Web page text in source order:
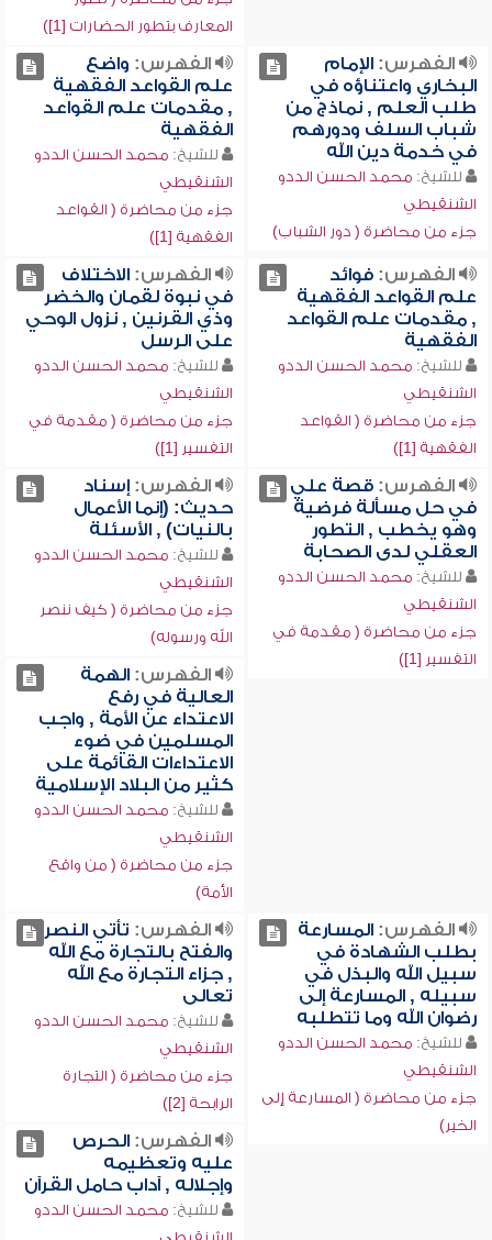
المعارف بتطور الحضارات [1])
الفهرس:الإمام
البخاري واعتناؤه في
طلب العلم , نماذج من
شباب السلف ودورهم
في خدمة دين الله
للشيخ: محمد الحسن الددو
الشنقيطي
جزء من محاضرة ( دور الشباب)
الفهرس: واضع
علم القواعد الفقهية
, مقدمات علم القواعد
الفقهية
للشيخ: محمد الحسن الددو
الشنقيطي
جزء من محاضرة ( القواعد
الفقهية [1])
الفهرس:فوائد
علم القواعد الفقهية
, مقدمات علم القواعد
الفقهية
للشيخ: محمد الحسن الددو
الشنقيطي
جزء من محاضرة ( القواعد
الفقهية [1])
الفهرس:الاختلاف
في نبوة لقمان والخضر
وذي القرنين , نزول الوحي
على الرسل
للشيخ: محمد الحسن الددو
الشنقيطي
جزء من محاضرة ( مقدمة في
التفسير [1])
الفهرس:قصة علي
في حل مسألة فرضية
وهو يخطب , التطور
العقلي لدى الصحابة
للشيخ: محمد الحسن الددو
الشنقيطي
جزء من محاضرة ( مقدمة في
التفسير [1])
الفهرس:إسناد
حديث: (إنما الأعمال
بالنيات) , الأسئلة
للشيخ: محمد الحسن الددو
الشنقيطي
جزء من محاضرة ( كيف ننصر
الله ورسوله)
الفهرس:الهمة
العالية في رفع
الاعتداء عن الأمة , واجب
المسلمين في ضوء
الاعتداءات القائمة على
كثير من البلاد الإسلامية
للشيخ: محمد الحسن الددو
الشنقيطي
جزء من محاضرة ( من واقع
الأمة)
الفهرس:المسارعة
بطلب الشهادة في
سبيل الله والبذل في
سبيله , المسارعة إلى
رضوان الله وما تتطلبه
للشيخ: محمد الحسن الددو
الشنقيطي
جزء من محاضرة ( المسارعة إلى
الخير)
الفهرس: تأتي النصر
والفتح بالتجارة مع الله
, جزاء التجارة مع الله
تعالى
للشيخ: محمد الحسن الددو
الشنقيطي
جزء من محاضرة ( التجارة
الرابحة [2])
الفهرس:الحرص
عليه وتعظيمه
وإجلاله , آداب حامل القرآن
للشيخ: محمد الحسن الددو